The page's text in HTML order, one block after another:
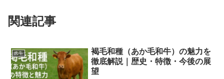
関連記事
肉牛
褐毛和種（あか毛和牛）の魅力を
徹底解説｜歴史・特徴・今後の展
望